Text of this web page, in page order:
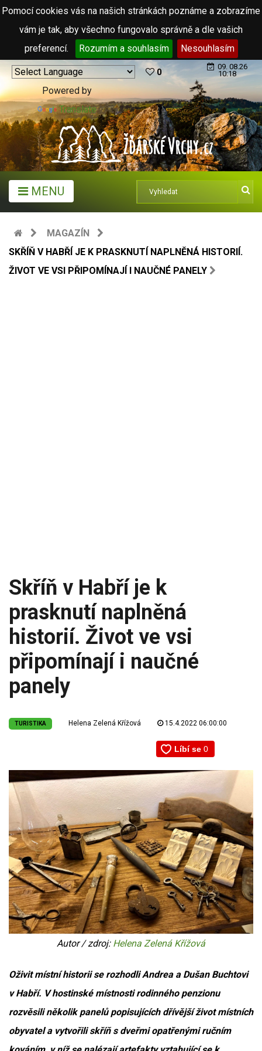
Pomocí cookies vás na našich stránkách poznáme a zobrazíme
vám je tak, aby všechno fungovalo správně a dle vašich
preferencí.
Rozumím a souhlasím Nesouhlasím
Powered by
Translate
0
09. 08.26
10:18
MENU
MAGAZÍN
SKŘÍŇ V HABŘÍ JE K PRASKNUTÍ NAPLNĚNÁ HISTORIÍ.
ŽIVOT VE VSI PŘIPOMÍNAJÍ I NAUČNÉ PANELY
Skříň v Habří je k
prasknutí naplněná
historií. Život ve vsi
připomínají i naučné
panely
TURISTIKA Helena Zelená Křížová 15.4.2022 06:00:00
Autor / zdroj: Helena Zelená Křížová
Oživit místní historii se rozhodli Andrea a Dušan Buchtovi
v Habří. V hostinské místnosti rodinného penzionu
rozvěsili několik panelů popisujících dřívější život místních
obyvatel a vytvořili skříň s dveřmi opatřenými ručním